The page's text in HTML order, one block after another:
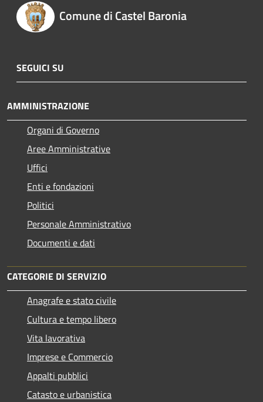
Comune di Castel Baronia
SEGUICI SU
AMMINISTRAZIONE
Organi di Governo
Aree Amministrative
Uffici
Enti e fondazioni
Politici
Personale Amministrativo
Documenti e dati
CATEGORIE DI SERVIZIO
Anagrafe e stato civile
Cultura e tempo libero
Vita lavorativa
Imprese e Commercio
Appalti pubblici
Catasto e urbanistica